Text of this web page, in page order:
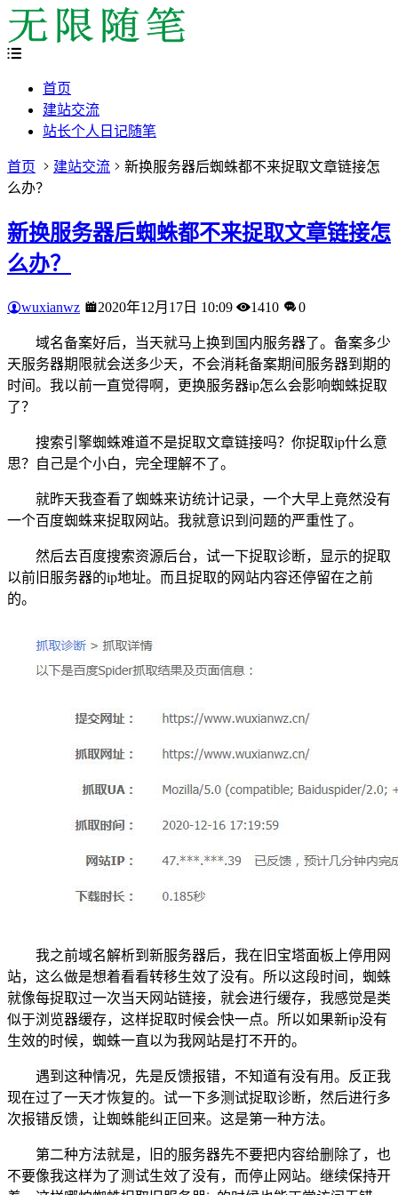
首页
建站交流
站长个人日记随笔
首页 建站交流
新换服务器后蜘蛛都不来捉取文章链接怎
么办？
新换服务器后蜘蛛都不来捉取文章链接怎
么办？
wuxianwz 2020年12月17日 10:09 1410 0
域名备案好后，当天就马上换到国内服务器了。备案多少
天服务器期限就会送多少天，不会消耗备案期间服务器到期的
时间。我以前一直觉得啊，更换服务器ip怎么会影响蜘蛛捉取
了？
搜索引擎蜘蛛难道不是捉取文章链接吗？你捉取ip什么意
思？自己是个小白，完全理解不了。
就昨天我查看了蜘蛛来访统计记录，一个大早上竟然没有
一个百度蜘蛛来捉取网站。我就意识到问题的严重性了。
然后去百度搜索资源后台，试一下捉取诊断，显示的捉取
以前旧服务器的ip地址。而且捉取的网站内容还停留在之前
的。
我之前域名解析到新服务器后，我在旧宝塔面板上停用网
站，这么做是想着看看转移生效了没有。所以这段时间，蜘蛛
就像每捉取过一次当天网站链接，就会进行缓存，我感觉是类
似于浏览器缓存，这样捉取时候会快一点。所以如果新ip没有
生效的时候，蜘蛛一直以为我网站是打不开的。
遇到这种情况，先是反馈报错，不知道有没有用。反正我
现在过了一天才恢复的。试一下多测试捉取诊断，然后进行多
次报错反馈，让蜘蛛能纠正回来。这是第一种方法。
第二种方法就是，旧的服务器先不要把内容给删除了，也
不要像我这样为了测试生效了没有，而停止网站。继续保持开